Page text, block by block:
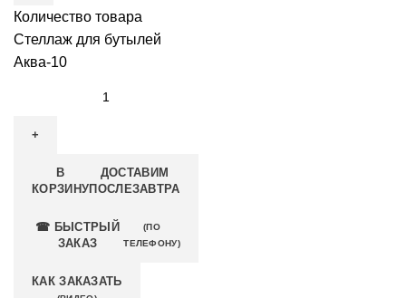
Количество товара
Стеллаж для бутылей
Аква-10
В
КОРЗИНУ
ДОСТАВИМ
ПОСЛЕЗАВТРА
☎ БЫСТРЫЙ
ЗАКАЗ
(ПО
ТЕЛЕФОНУ)
КАК ЗАКАЗАТЬ